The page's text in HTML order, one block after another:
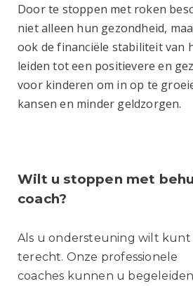
Door te stoppen met roken
niet alleen hun gezondheid,
ook de financiële stabiliteit van
leiden tot een positievere en
voor kinderen om in op te
kansen en minder geldzorgen.
Wilt u stoppen met
coach?
Als u ondersteuning wilt kunt
terecht. Onze professionele
coaches kunnen u